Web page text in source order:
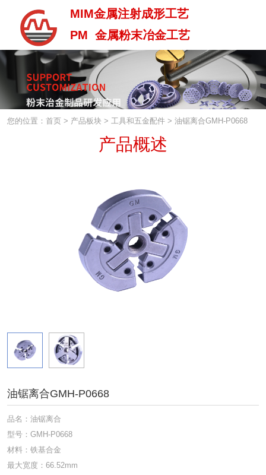
PM 金属粉末治金工艺
中 / En
MIM金属注射成形工艺
PM 金属粉末冶金工艺
您的位置：首页 > 产品板块 > 工具和五金配件 > 油锯离合GMH-P0668
产品概述
油锯离合GMH-P0668
品名：油锯离合
型号：GMH-P0668
材料：铁基合金
最大宽度：66.52mm